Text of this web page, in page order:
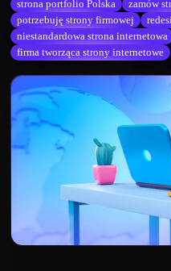
strona portfolio Polska
zamów
potrzebuję strony firmowej
niestandardowa strona internetowa
firma tworząca strony internetowe